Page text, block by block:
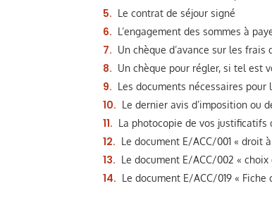
Le contrat de séjour signé
L’engagement des sommes à
Un chèque d’avance sur les
Un chèque pour régler, si tel est
Les documents nécessaires
Le dernier avis d’imposition ou
La photocopie de vos
Le document E/ACC/001 « droit
Le document E/ACC/002 «
Le document E/ACC/019 «